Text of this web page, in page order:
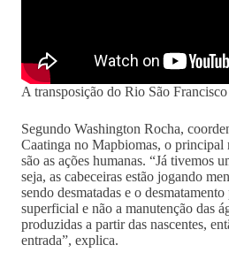
A transposição do Rio São Francisco
Segundo Washington Rocha,
Caatinga no Mapbiomas, o principal
são as ações humanas. “Já tivemos
seja, as cabeceiras estão jogando
sendo desmatadas e o
superficial e não a manutenção das
produzidas a partir das nascentes,
entrada”, explica.